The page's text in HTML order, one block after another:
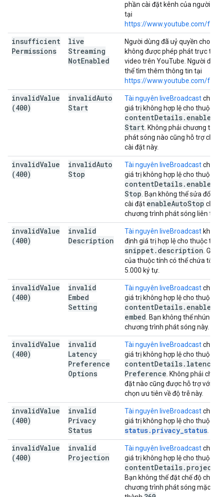
phần cài đặt kênh của người
tại
https://www.youtube.com/
insufficient
Permissions
live
Streaming
NotEnabled
Người dùng đã uỷ quyền cho
không được phép phát trực
video trên YouTube. Người
thể tìm thêm thông tin tại
https://www.youtube.com/
invalidValue
(400)
invalidAuto
Start
Tài nguyên liveBroadcast
giá trị không hợp lệ cho thuộc
contentDetails. enable
Start . Không phải chương
phát sóng nào cũng hỗ trợ chế
cài đặt này.
invalidValue
(400)
invalidAuto
Stop
Tài nguyên liveBroadcast
giá trị không hợp lệ cho thuộc
contentDetails. enable
Stop . Bạn không thể sửa đổi
cài đặt enableAutoStop
chương trình phát sóng liên
invalidValue
(400)
invalid
Description
Tài nguyên liveBroadcast
định giá trị hợp lệ cho thuộc
snippet. description .
của thuộc tính có thể chứa tối
5.000 ký tự.
invalidValue
(400)
invalid
Embed
Setting
Tài nguyên liveBroadcast
giá trị không hợp lệ cho thuộc
contentDetails. enable
embed . Bạn không thể nhúng
chương trình phát sóng này.
invalidValue
(400)
invalid
Latency
Preference
Options
Tài nguyên liveBroadcast
giá trị không hợp lệ cho thuộc
contentDetails. latency
Preference . Không phải
đặt nào cũng được hỗ trợ với
chọn ưu tiên về độ trễ này.
invalidValue
(400)
invalid
Privacy
Status
Tài nguyên liveBroadcast
giá trị không hợp lệ cho thuộc
status. privacy_status
invalidValue
(400)
invalid
Projection
Tài nguyên liveBroadcast
giá trị không hợp lệ cho thuộc
contentDetails.
Bạn không thể đặt chế độ
chương trình phát sóng mặc